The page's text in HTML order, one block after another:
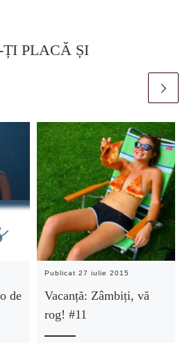
ȚI PLACĂ ȘI
de
Publicat27 iulie 2015
Vacanță: Zâmbiți, vă
rog! #11